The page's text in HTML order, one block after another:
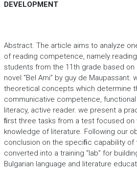
DEVELOPMENT
Abstract. The article aims to analyze
of reading competence, namely
students from the 11th grade based
novel “Bel Ami” by guy de Maupassant.
theoretical concepts which determine
communicative competence, functional
literacy, active reader. we present a
ﬁrst three tasks from a test focused on
knowledge of literature. Following our
conclusion on the speciﬁc capability of
converted into a training “lab” for
Bulgarian language and literature